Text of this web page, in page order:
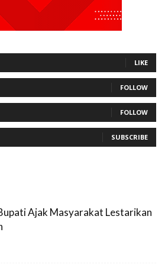
LIKE
FOLLOW
FOLLOW
SUBSCRIBE
Ajak Masyarakat Lestarikan